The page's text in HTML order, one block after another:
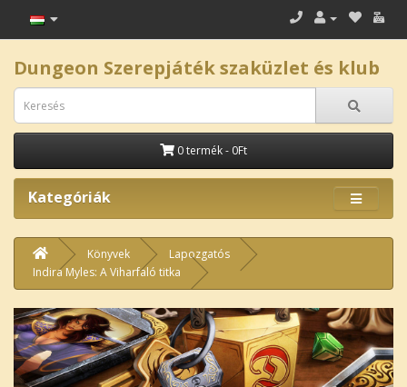
Dungeon Szerepjáték szaküzlet és klub
0 termék - 0Ft
Kategóriák
Könyvek
Lapozgatós
Indira Myles: A Viharfaló titka